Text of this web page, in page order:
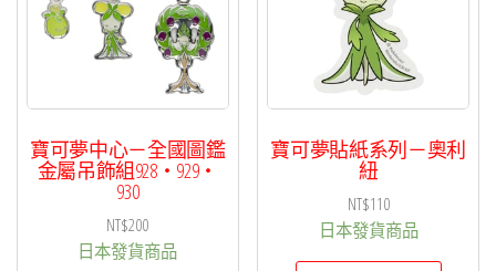
寶可夢中心－全國圖鑑
金屬吊飾組928・929・
930
NT$200
日本發貨商品
寶可夢貼紙系列－奧利
紐
NT$110
日本發貨商品